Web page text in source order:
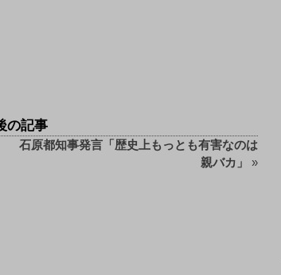
の記事
石原都知事発言「歴史上もっとも有害なのは
親バカ」
»